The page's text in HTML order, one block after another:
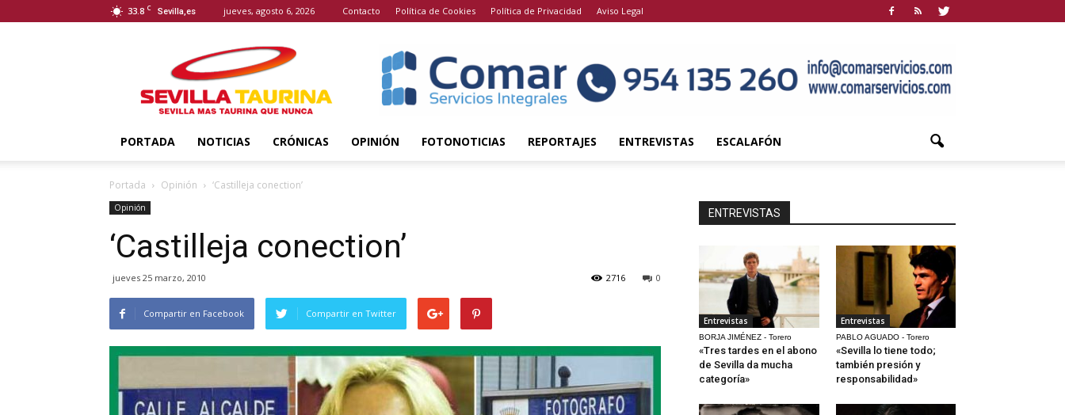
33.8 C Sevilla,es jueves, agosto 6, 2026 Contacto Política de Cookies Política de Privacidad Aviso Legal
Taurina
PORTADA NOTICIAS CRÓNICAS OPINIÓN FOTONOTICIAS REPORTAJES ENTREVISTAS ESCALAFÓN
Portada Opinión ‘Castilleja conection’
Opinión
‘Castilleja conection’
jueves 25 marzo, 2010 0
2716
Compartir en Facebook Compartir en Twitter
ENTREVISTAS
Entrevistas
BORJA JIMÉNEZ - Torero
«Tres tardes en el abono
de Sevilla da mucha
categoría»
Entrevistas
PABLO AGUADO - Torero
«Sevilla lo tiene todo;
también presión y
responsabilidad»